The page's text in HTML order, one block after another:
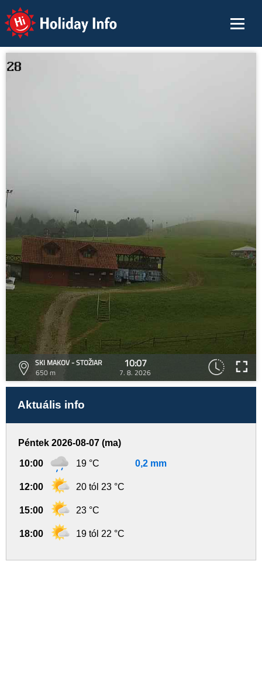
Holiday Info
SKI MAKOV - STOŽIAR
650 m
10:07
7. 8. 2026
Aktuális info
Péntek 2026-08-07 (ma)
10:00 19 °C 0,2 mm
12:00 20 tól 23 °C
15:00 23 °C
18:00 19 tól 22 °C